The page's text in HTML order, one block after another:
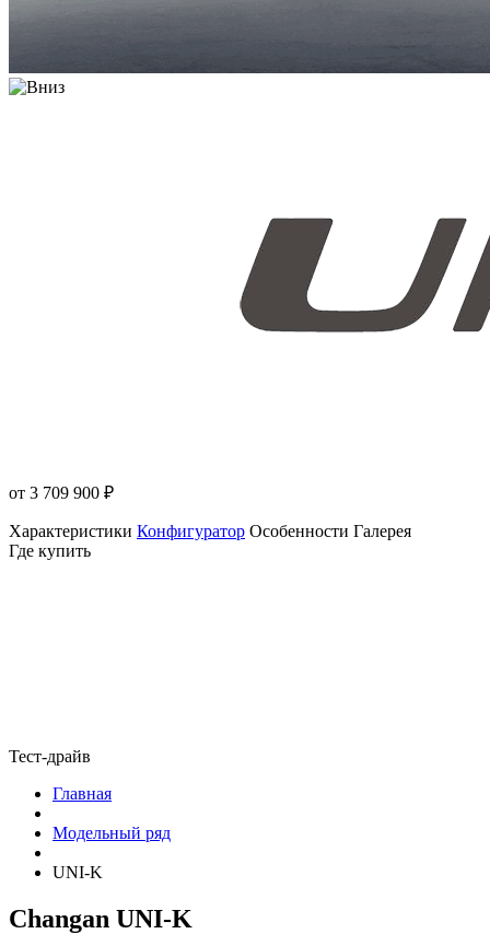
от 3 709 900 ₽
Характеристики Конфигуратор Особенности Галерея
Где купить
Тест-драйв
Главная
Модельный ряд
UNI-K
Changan UNI-K